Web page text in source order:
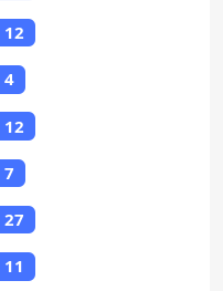
12
4
12
7
27
11